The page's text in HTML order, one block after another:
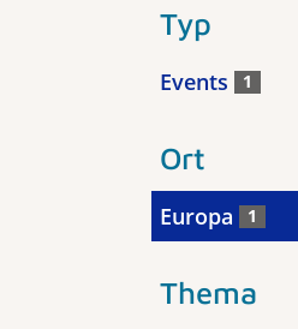
Typ
Events 1
Ort
Europa 1
Thema